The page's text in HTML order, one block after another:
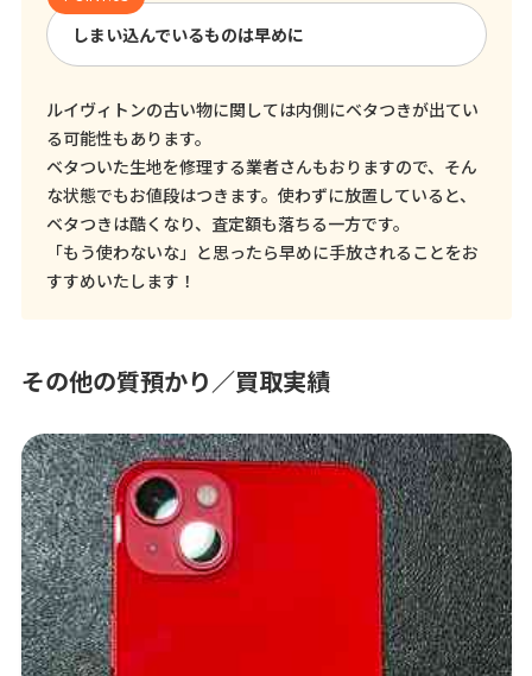
しまい込んでいるものは早めに
ルイヴィトンの古い物に関しては内側にベタつきが出てい
る可能性もあります。
ベタついた生地を修理する業者さんもおりますので、そん
な状態でもお値段はつきます。使わずに放置していると、
ベタつきは酷くなり、査定額も落ちる一方です。
「もう使わないな」と思ったら早めに手放されることをお
すすめいたします！
その他の質預かり／買取実績